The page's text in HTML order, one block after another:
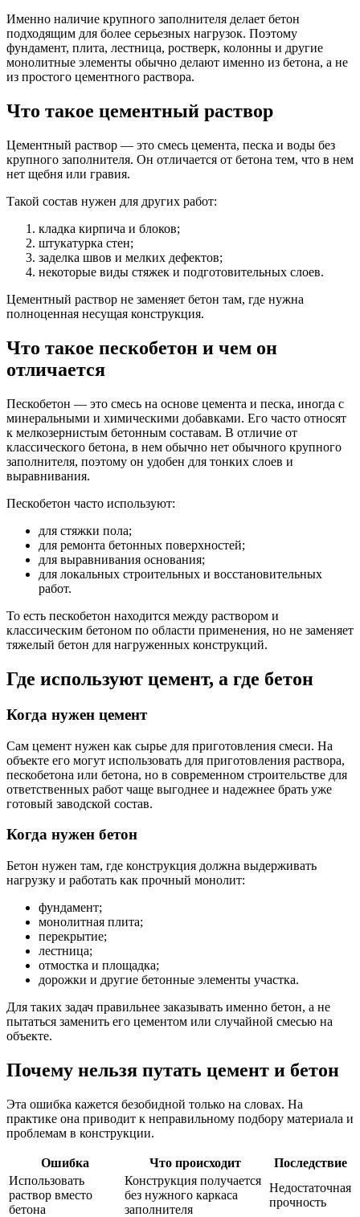
Именно наличие крупного заполнителя делает бетон
подходящим для более серьезных нагрузок. Поэтому
фундамент, плита, лестница, ростверк, колонны и другие
монолитные элементы обычно делают именно из бетона, а не
из простого цементного раствора.
Что такое цементный раствор
Цементный раствор — это смесь цемента, песка и воды без
крупного заполнителя. Он отличается от бетона тем, что в нем
нет щебня или гравия.
Такой состав нужен для других работ:
кладка кирпича и блоков;
штукатурка стен;
заделка швов и мелких дефектов;
некоторые виды стяжек и подготовительных слоев.
Цементный раствор не заменяет бетон там, где нужна
полноценная несущая конструкция.
Что такое пескобетон и чем он
отличается
Пескобетон — это смесь на основе цемента и песка, иногда с
минеральными и химическими добавками. Его часто относят
к мелкозернистым бетонным составам. В отличие от
классического бетона, в нем обычно нет обычного крупного
заполнителя, поэтому он удобен для тонких слоев и
выравнивания.
Пескобетон часто используют:
для стяжки пола;
для ремонта бетонных поверхностей;
для выравнивания основания;
для локальных строительных и восстановительных
работ.
То есть пескобетон находится между раствором и
классическим бетоном по области применения, но не заменяет
тяжелый бетон для нагруженных конструкций.
Где используют цемент, а где бетон
Когда нужен цемент
Сам цемент нужен как сырье для приготовления смеси. На
объекте его могут использовать для приготовления раствора,
пескобетона или бетона, но в современном строительстве для
ответственных работ чаще выгоднее и надежнее брать уже
готовый заводской состав.
Когда нужен бетон
Бетон нужен там, где конструкция должна выдерживать
нагрузку и работать как прочный монолит:
фундамент;
монолитная плита;
перекрытие;
лестница;
отмостка и площадка;
дорожки и другие бетонные элементы участка.
Для таких задач правильнее заказывать именно бетон, а не
пытаться заменить его цементом или случайной смесью на
объекте.
Почему нельзя путать цемент и бетон
Эта ошибка кажется безобидной только на словах. На
практике она приводит к неправильному подбору материала и
проблемам в конструкции.
Ошибка Что происходит
Последствие
Использовать
раствор вместо
бетона
Конструкция получается
без нужного каркаса
заполнителя
Недостаточная
прочность